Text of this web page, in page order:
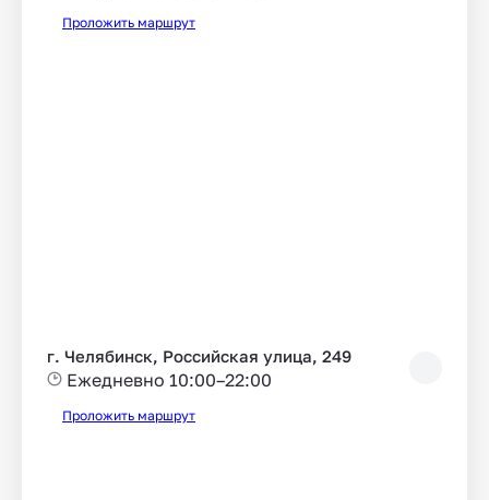
Проложить маршрут
г. Челябинск, Российская улица, 249
Ежедневно 10:00–22:00
Проложить маршрут